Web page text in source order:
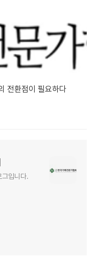
전환점이 필요하다
그입니다.